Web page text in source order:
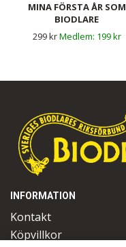
MINA FÖRSTA ÅR SOM
BIODLARE
299 kr
199 kr
INFORMATION
Kontakt
Köpvillkor